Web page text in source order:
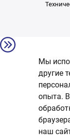
Мы
другие
опыта.
наш